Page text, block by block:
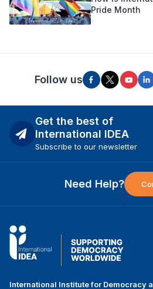
Pride Month
Follow us
Get the best of
International IDEA
Subscribe to our newsletter
Need Help?
International Institute for Democracy